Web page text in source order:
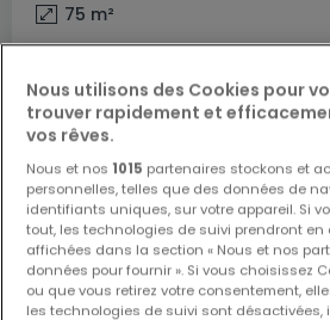
75 m²
Nous utilisons des Cookies pour
trouver rapidement et
vos rêves.
Nous et nos 1015 partenaires stockons et
personnelles, telles que des données de
identifiants uniques, sur votre appareil. Si
tout, les technologies de suivi prendront
affichées dans la section « Nous et nos
données pour fournir ». Si vous choisissez
ou que vous retirez votre consentement,
les technologies de suivi sont désactivées,